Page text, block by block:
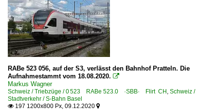
RABe 523 056, auf der S3, verlässt den Bahnhof Pratteln. Die
Aufnahmestammt vom 18.08.2020. 
Markus Wagner
Schweiz / Triebzüge / 0 523 RABe 523.0 ·SBB· Flirt CH, Schweiz /
Stadtverkehr / S-Bahn Basel
 197 1200x800 Px, 09.12.2020 